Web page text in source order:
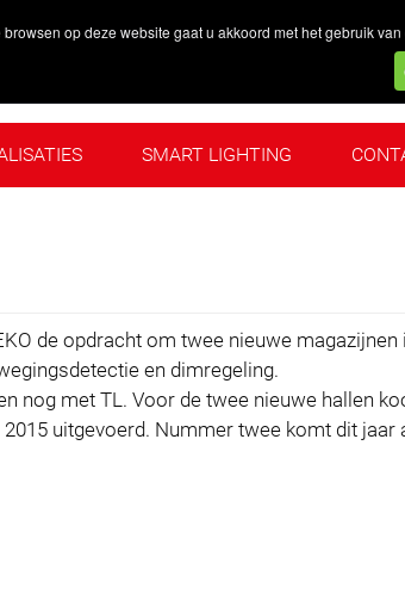
SMART LIGHTING CONTACT
SMART LIGHTING
de opdracht om twee nieuwe
en dimregeling.
nog met TL. Voor de twee nieuwe hallen
uitgevoerd. Nummer twee komt dit jaar
op deze website gaat u akkoord met het gebruik van